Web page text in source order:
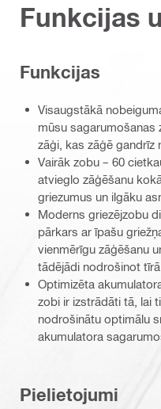
Funkcijas
Funkcijas
Visaugstākā
mūsu sagarumošanas
zāģi, kas zāģē gandrīz
Vairāk zobu – 60
atvieglo zāģēšanu
griezumus un ilgāku
Moderns griezējzobu
pārkars ar īpašu
vienmērīgu zāģēšanu
tādējādi nodrošinot
Optimizēta
zobi ir izstrādāti tā, lai
nodrošinātu optimālu
akumulatora
Pielietojumi